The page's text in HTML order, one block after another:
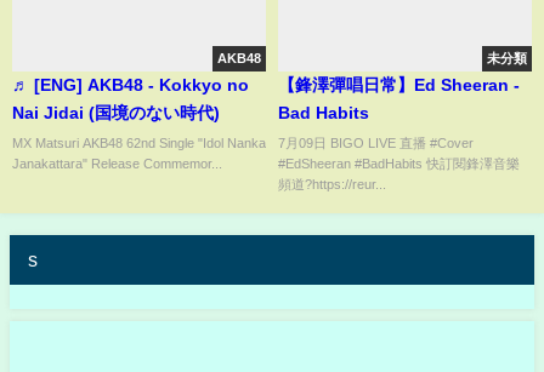
AKB48
♬ [ENG] AKB48 - Kokkyo no
Nai Jidai (国境のない時代)
MX Matsuri AKB48 62nd Single "Idol Nanka
Janakattara" Release Commemor...
未分類
【鋒澤彈唱日常】Ed Sheeran -
Bad Habits
7月09日 BIGO LIVE 直播 #Cover
#EdSheeran #BadHabits 快訂閱鋒澤音樂
頻道?https://reur...
s